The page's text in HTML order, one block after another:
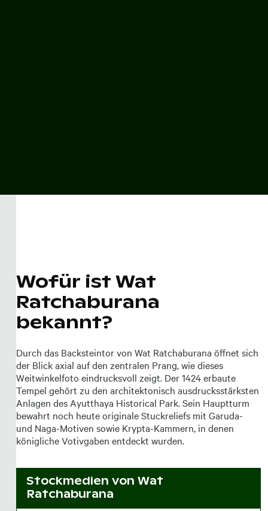
Wofür ist Wat
Ratchaburana
bekannt?
Durch das Backsteintor von Wat Ratchaburana öffnet sich
der Blick axial auf den zentralen Prang, wie dieses
Weitwinkelfoto eindrucksvoll zeigt. Der 1424 erbaute
Tempel gehört zu den architektonisch ausdrucksstärksten
Anlagen des Ayutthaya Historical Park. Sein Hauptturm
bewahrt noch heute originale Stuckreliefs mit Garuda-
und Naga-Motiven sowie Krypta-Kammern, in denen
königliche Votivgaben entdeckt wurden.
Stockmedien von Wat
Ratchaburana